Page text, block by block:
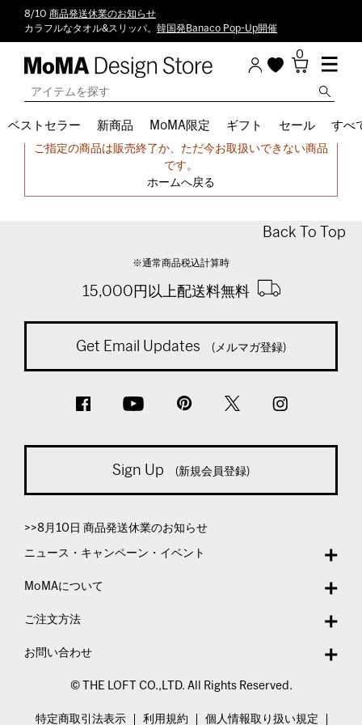
8/10 商品発送休業のお知らせ
カラフルなタオル&スリッパ。 韓国発Banaco Pop-Up開催
0
ベストセラー 新商品 MoMA限定 ギフト セール すべ
申し訳ございません。
ご指定の商品は販売終了か、ただ今お取扱いできない商品
です。
ホームへ戻る
Back To Top
※通常商品税込計算時
15,000円以上配送料無料
Get Email Updates (メルマガ登録)
Sign Up (新規会員登録)
>>8月10日 商品発送休業のお知らせ
ニュース・キャンペーン・イベント
MoMAについて
ご注文方法
お問い合わせ
© THE LOFT CO.,LTD. All Rights Reserved.
特定商取引法表示 利用規約 個人情報取り扱い規定